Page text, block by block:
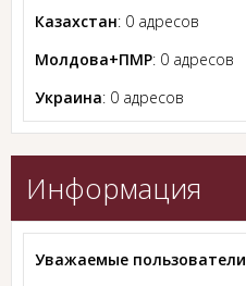
Казахстан: 0 адресов
Молдова+ПМР: 0 адресов
Украина: 0 адресов
Информация
Уважаемые пользователи